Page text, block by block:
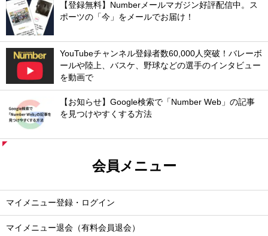
【登録無料】Numberメールマガジン好評配信中。ス
ポーツの「今」をメールでお届け！
YouTubeチャンネル登録者数60,000人突破！バレーボ
ールや陸上、バスケ、野球などの選手のインタビュー
を動画で
【お知らせ】Google検索で「Number Web」の記事
を見つけやすくする方法
会員メニュー
マイメニュー登録・ログイン
マイメニュー退会（有料会員退会）